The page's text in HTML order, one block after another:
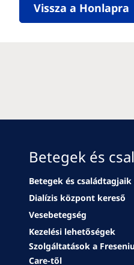
Vissza a Honlapra
Betegek és
Betegek és
Dialízis központ kereső
Vesebetegség
Kezelési lehetőségek
Szolgáltatások a
Care-től